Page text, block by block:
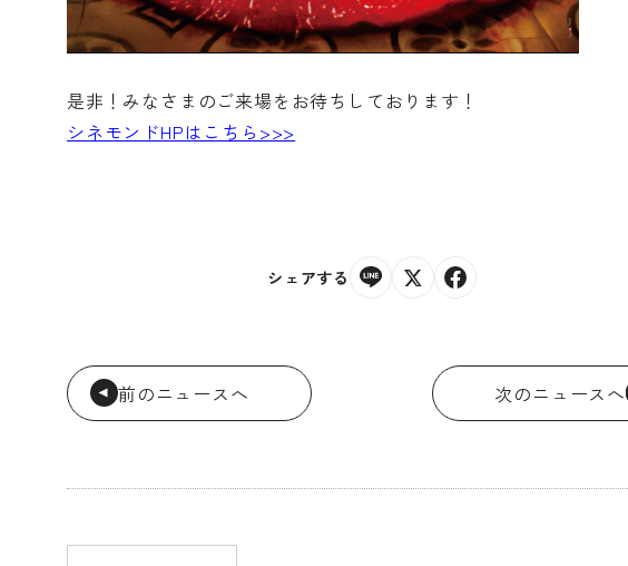
是非！みなさまのご来場をお待ちしております！
シネモンドHPはこちら>>>
シェアする
前のニュースへ 次のニュースへ